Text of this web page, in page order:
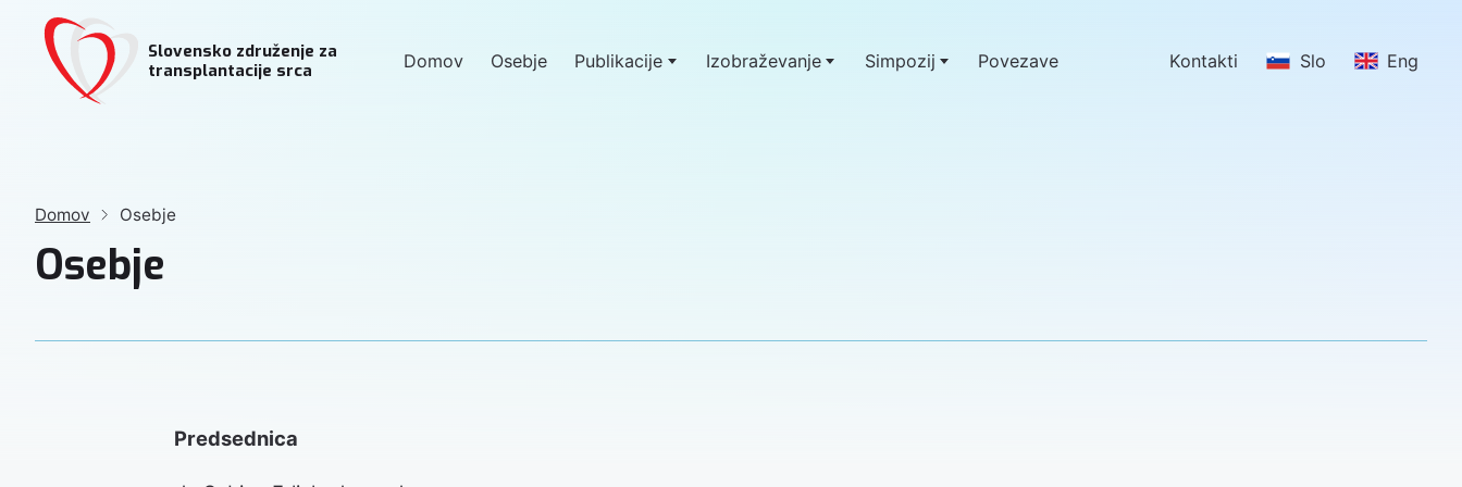
Slovensko združenje za
transplantacije srca
Domov Osebje Publikacije Izobraževanje Simpozij Povezave Kontakti Slo Eng
Domov Osebje
Osebje
Predsednica